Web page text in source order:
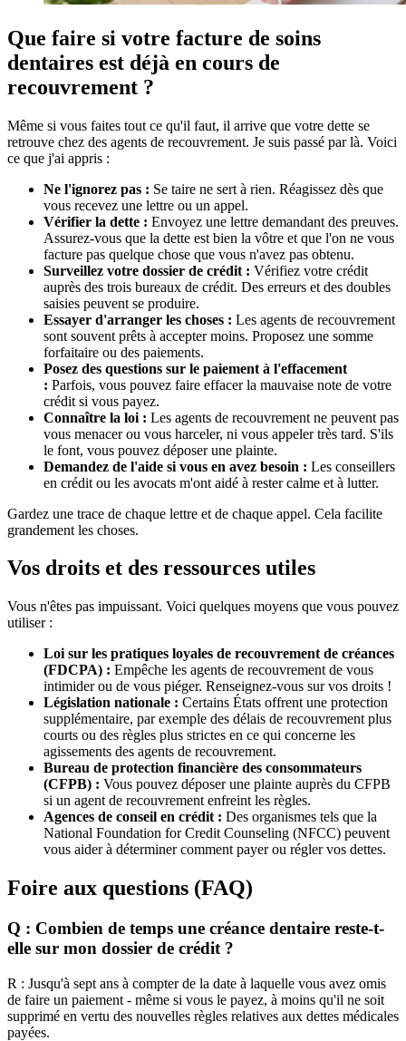
Que faire si votre facture de soins
dentaires est déjà en cours de
recouvrement ?
Même si vous faites tout ce qu'il faut, il arrive que votre dette se
retrouve chez des agents de recouvrement. Je suis passé par là. Voici
ce que j'ai appris :
Ne l'ignorez pas : Se taire ne sert à rien. Réagissez dès que
vous recevez une lettre ou un appel.
Vérifier la dette : Envoyez une lettre demandant des preuves.
Assurez-vous que la dette est bien la vôtre et que l'on ne vous
facture pas quelque chose que vous n'avez pas obtenu.
Surveillez votre dossier de crédit : Vérifiez votre crédit
auprès des trois bureaux de crédit. Des erreurs et des doubles
saisies peuvent se produire.
Essayer d'arranger les choses : Les agents de recouvrement
sont souvent prêts à accepter moins. Proposez une somme
forfaitaire ou des paiements.
Posez des questions sur le paiement à l'effacement
: Parfois, vous pouvez faire effacer la mauvaise note de votre
crédit si vous payez.
Connaître la loi : Les agents de recouvrement ne peuvent pas
vous menacer ou vous harceler, ni vous appeler très tard. S'ils
le font, vous pouvez déposer une plainte.
Demandez de l'aide si vous en avez besoin : Les conseillers
en crédit ou les avocats m'ont aidé à rester calme et à lutter.
Gardez une trace de chaque lettre et de chaque appel. Cela facilite
grandement les choses.
Vos droits et des ressources utiles
Vous n'êtes pas impuissant. Voici quelques moyens que vous pouvez
utiliser :
Loi sur les pratiques loyales de recouvrement de créances
(FDCPA) : Empêche les agents de recouvrement de vous
intimider ou de vous piéger. Renseignez-vous sur vos droits !
Législation nationale : Certains États offrent une protection
supplémentaire, par exemple des délais de recouvrement plus
courts ou des règles plus strictes en ce qui concerne les
agissements des agents de recouvrement.
Bureau de protection financière des consommateurs
(CFPB) : Vous pouvez déposer une plainte auprès du CFPB
si un agent de recouvrement enfreint les règles.
Agences de conseil en crédit : Des organismes tels que la
National Foundation for Credit Counseling (NFCC) peuvent
vous aider à déterminer comment payer ou régler vos dettes.
Foire aux questions (FAQ)
Q : Combien de temps une créance dentaire reste-t-
elle sur mon dossier de crédit ?
R : Jusqu'à sept ans à compter de la date à laquelle vous avez omis
de faire un paiement - même si vous le payez, à moins qu'il ne soit
supprimé en vertu des nouvelles règles relatives aux dettes médicales
payées.